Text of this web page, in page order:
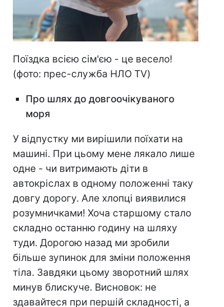
Поїздка всією сім'єю - це весело!
(фото: прес-служба НЛО TV)
Про шлях до довгоочікуваного
моря
У відпустку ми вирішили поїхати на
машині. При цьому мене лякало лише
одне - чи витримають діти в
автокріслах в одному положенні таку
довгу дорогу. Але хлопці виявилися
розумничками! Хоча старшому стало
складно останню годину на шляху
туди. Дорогою назад ми зробили
більше зупинок для зміни положення
тіла. Завдяки цьому зворотний шлях
минув блискуче. Висновок: не
здавайтеся при першій складності, а